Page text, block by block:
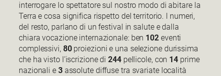
interrogare lo spettatore sul nostro modo di abitare la
Terra e cosa significa rispetto del territorio. I numeri,
del resto, parlano di un festival in salute e dalla
chiara vocazione internazionale: ben 102 eventi
complessivi, 80proiezioni e una selezione durissima
che ha visto l’iscrizione di244pellicole, con 14 prime
nazionali e 3assolute diffuse tra svariate località